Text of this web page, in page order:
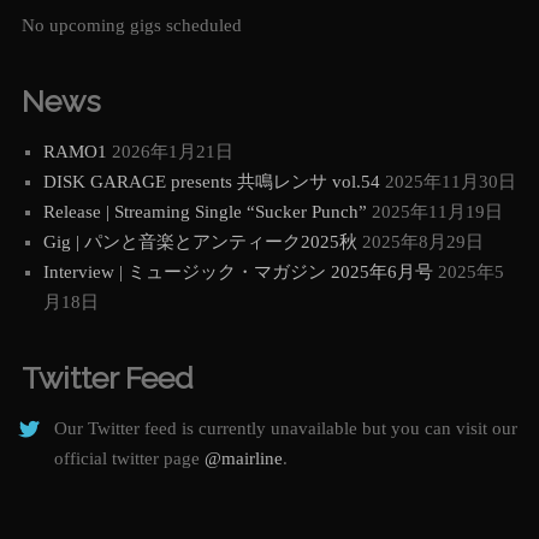
No upcoming gigs scheduled
News
RAMO1 2026年1月21日
DISK GARAGE presents 共鳴レンサ vol.54 2025年11月30日
Release | Streaming Single “Sucker Punch” 2025年11月19日
Gig | パンと音楽とアンティーク2025秋 2025年8月29日
Interview | ミュージック・マガジン 2025年6月号 2025年5
月18日
Twitter Feed
Our Twitter feed is currently unavailable but you can visit our
official twitter page @mairline.